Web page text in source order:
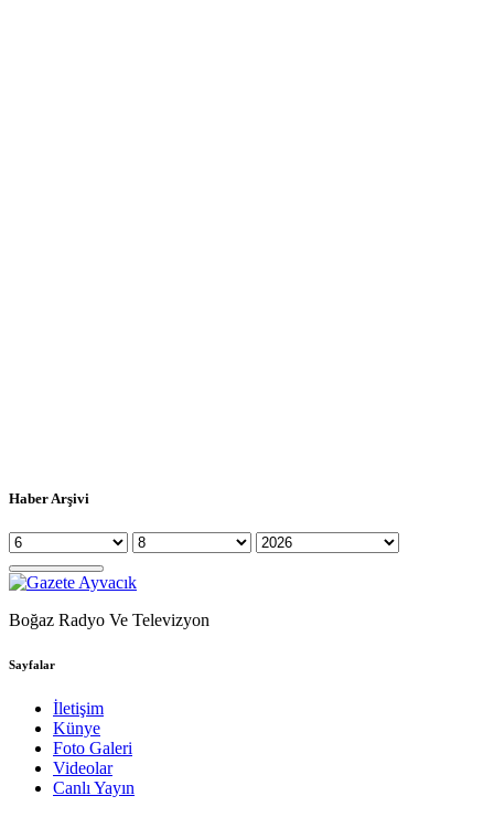
Haber Arşivi
Boğaz Radyo Ve Televizyon
Sayfalar
İletişim
Künye
Foto Galeri
Videolar
Canlı Yayın